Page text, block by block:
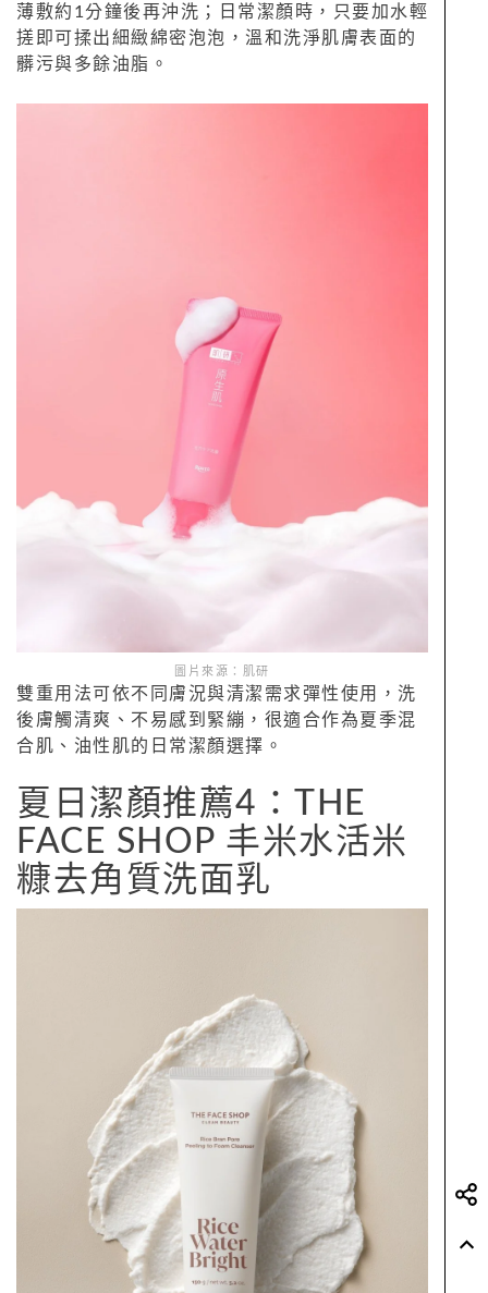
薄敷約1分鐘後再沖洗；日常潔顏時，只要加水輕
搓即可揉出細緻綿密泡泡，溫和洗淨肌膚表面的
髒污與多餘油脂。
圖片來源：肌研
雙重用法可依不同膚況與清潔需求彈性使用，洗
後膚觸清爽、不易感到緊繃，很適合作為夏季混
合肌、油性肌的日常潔顏選擇。
夏日潔顏推薦4：THE
FACE SHOP 丰米水活米
糠去角質洗面乳